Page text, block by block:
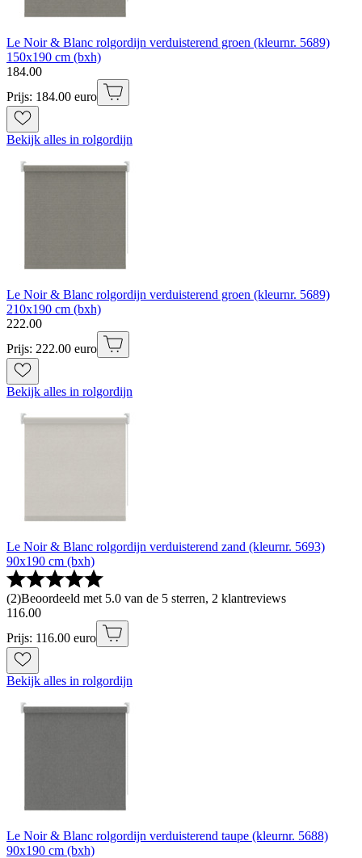
Le Noir & Blanc rolgordijn verduisterend groen (kleurnr. 5689)
150x190 cm (bxh)
184.00
Prijs: 184.00 euro
Bekijk alles in rolgordijn
Le Noir & Blanc rolgordijn verduisterend groen (kleurnr. 5689)
210x190 cm (bxh)
222.00
Prijs: 222.00 euro
Bekijk alles in rolgordijn
Le Noir & Blanc rolgordijn verduisterend zand (kleurnr. 5693)
90x190 cm (bxh)
(2)Beoordeeld met 5.0 van de 5 sterren, 2 klantreviews
116.00
Prijs: 116.00 euro
Bekijk alles in rolgordijn
Le Noir & Blanc rolgordijn verduisterend taupe (kleurnr. 5688)
90x190 cm (bxh)